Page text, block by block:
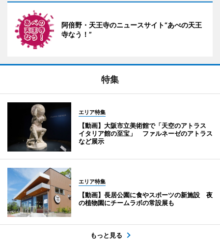
阿倍野・天王寺のニュースサイト“あべの天王
寺なう！”
特集
エリア特集
【動画】大阪市立美術館で「天空のアトラス
イタリア館の至宝」 ファルネーゼのアトラス
など展示
エリア特集
【動画】長居公園に食やスポーツの新施設 夜
の植物園にチームラボの常設展も
もっと見る